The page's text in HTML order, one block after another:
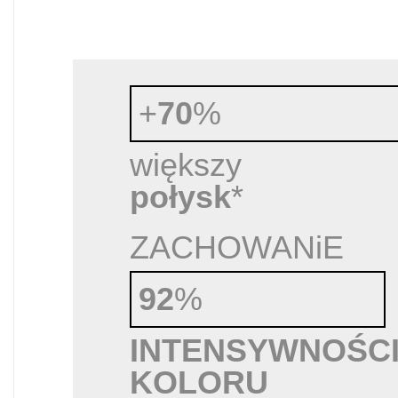
+70%
większy
połysk*
ZACHOWANiE
92%
KOLORU